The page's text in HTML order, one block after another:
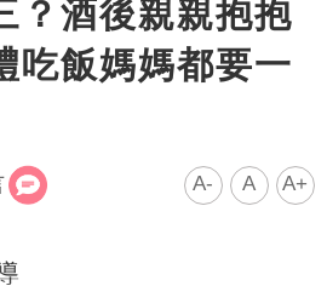
？酒後親親抱抱
飯媽媽都要一
A- A A+